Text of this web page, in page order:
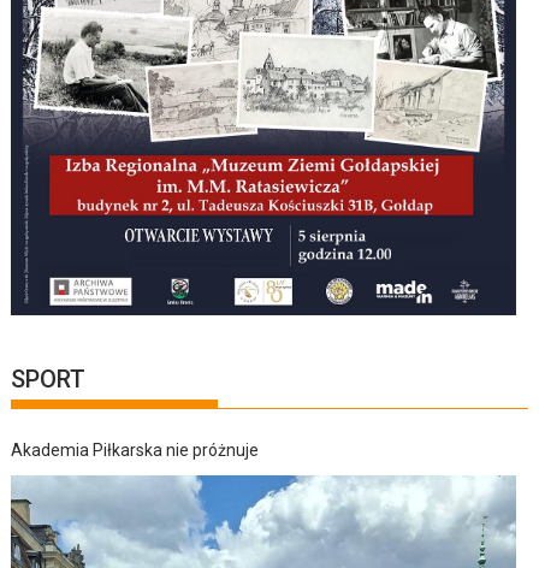
SPORT
Akademia Piłkarska nie próżnuje